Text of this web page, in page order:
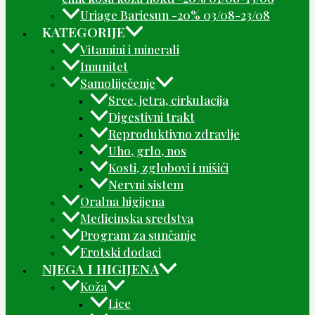
Uriage Bariesun -20% 03/08-23/08
KATEGORIJE
Vitamini i minerali
Imunitet
Samoliječenje
Srce, jetra, cirkulacija
Digestivni trakt
Reproduktivno zdravlje
Uho, grlo, nos
Kosti, zglobovi i mišići
Nervni sistem
Oralna higijena
Medicinska sredstva
Program za sunčanje
Erotski dodaci
NJEGA I HIGIJENA
Koža
Lice